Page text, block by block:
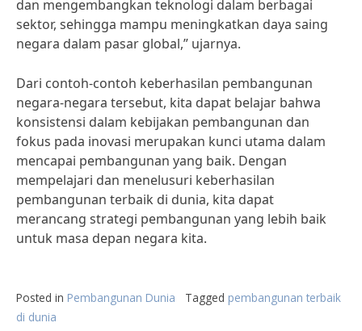
dan mengembangkan teknologi dalam berbagai
sektor, sehingga mampu meningkatkan daya saing
negara dalam pasar global,” ujarnya.
Dari contoh-contoh keberhasilan pembangunan
negara-negara tersebut, kita dapat belajar bahwa
konsistensi dalam kebijakan pembangunan dan
fokus pada inovasi merupakan kunci utama dalam
mencapai pembangunan yang baik. Dengan
mempelajari dan menelusuri keberhasilan
pembangunan terbaik di dunia, kita dapat
merancang strategi pembangunan yang lebih baik
untuk masa depan negara kita.
Posted in Pembangunan Dunia Tagged pembangunan terbaik
di dunia